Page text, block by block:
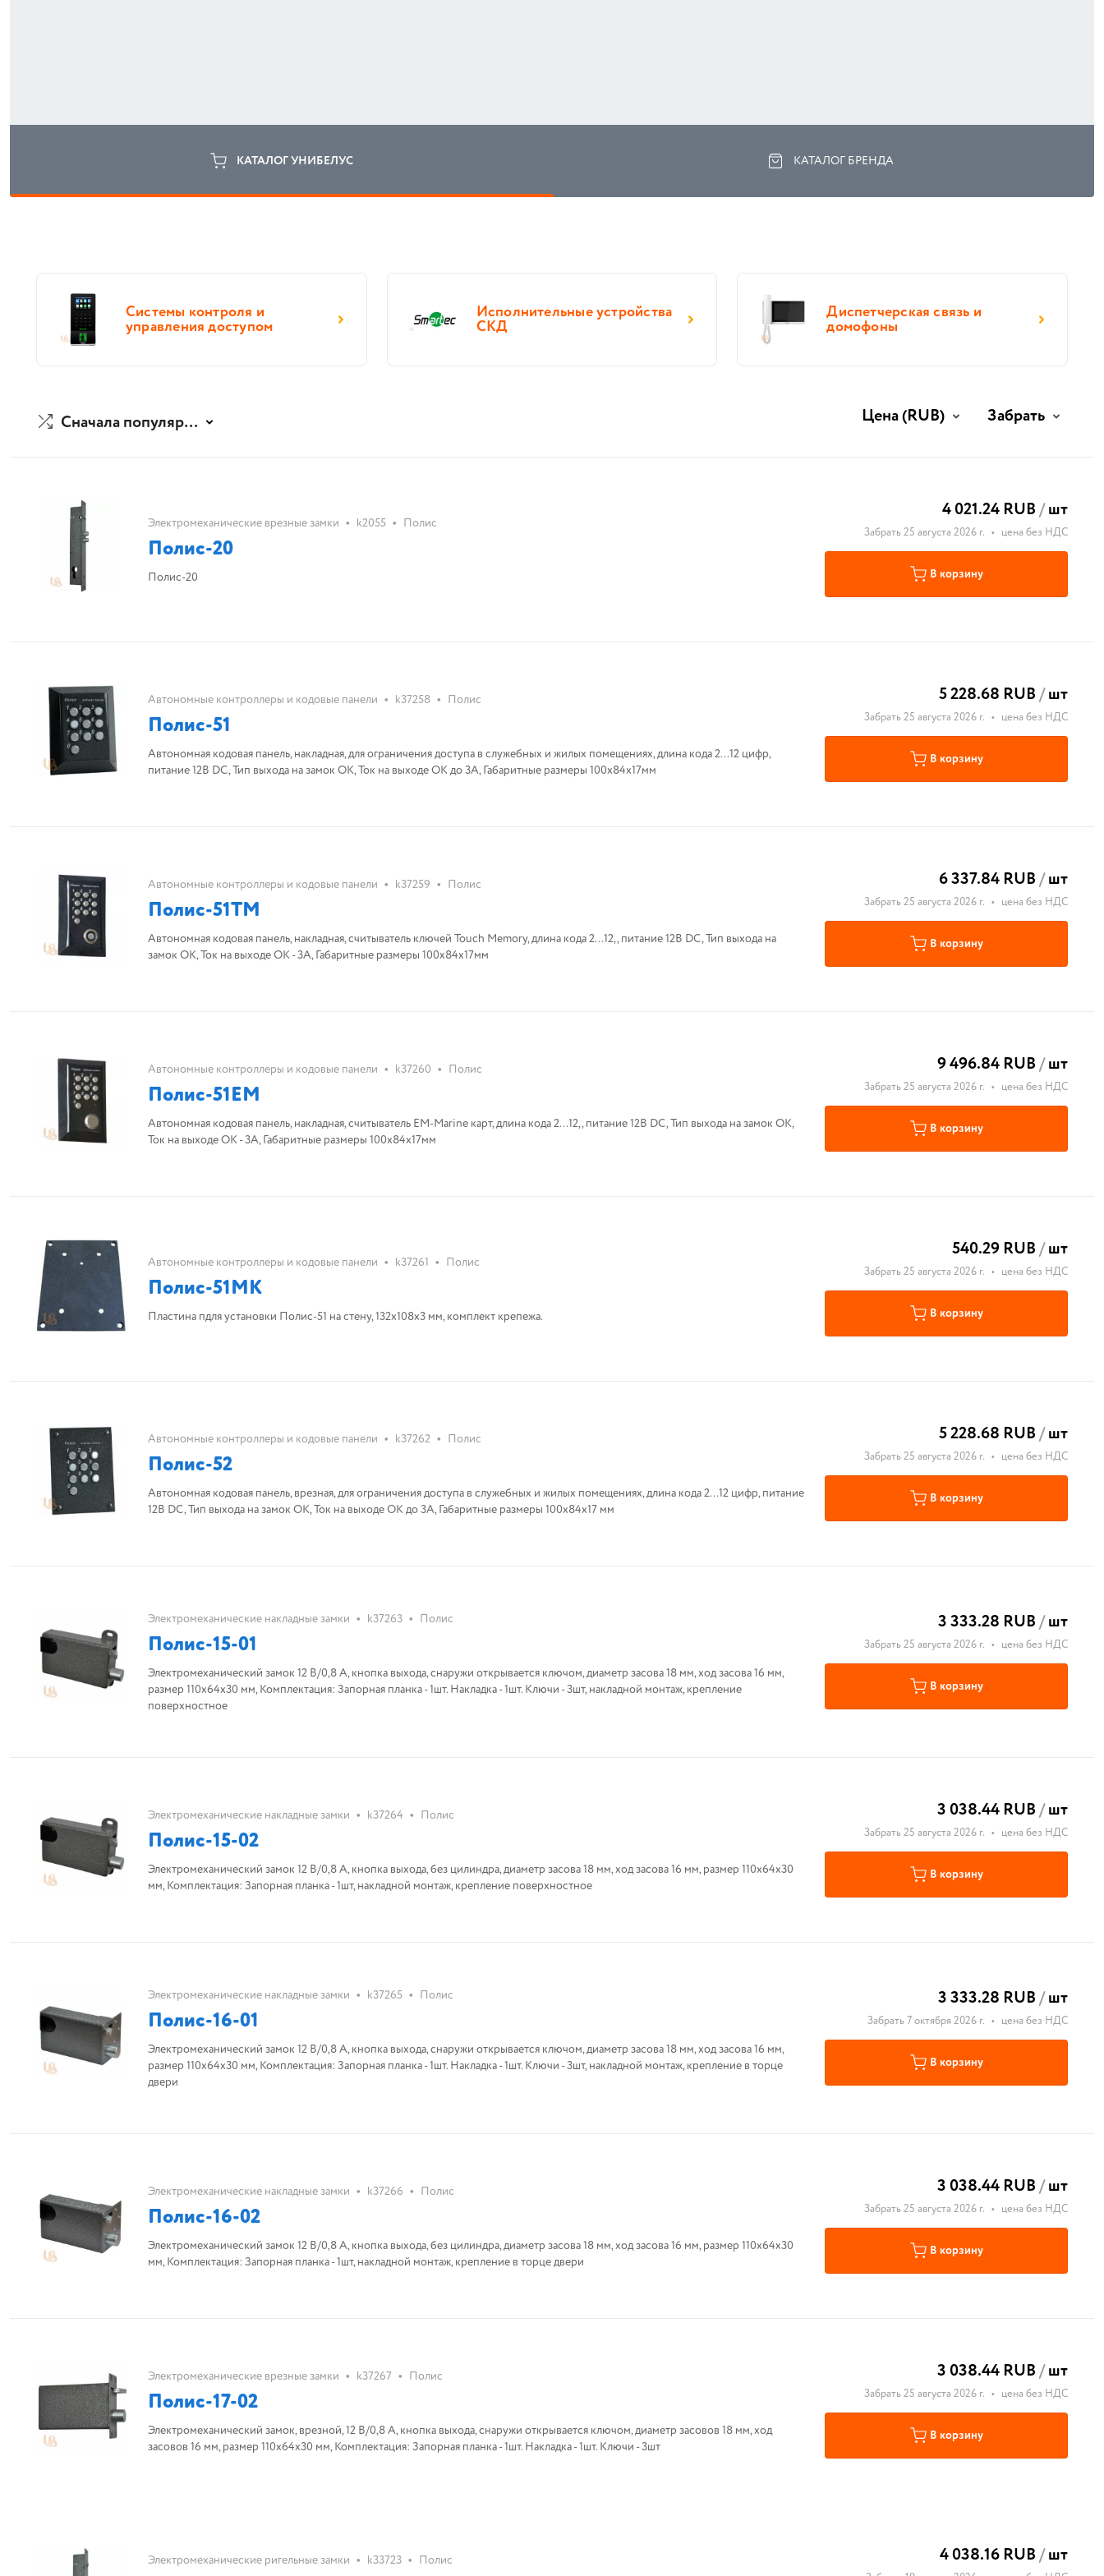
КАТАЛОГ УНИБЕЛУС КАТАЛОГ БРЕНДА
Системы контроля и
управления доступом
Исполнительные устройства
СКД
Диспетчерская связь и
домофоны
Сначала популярные Цена(RUB) Забрать
Электромеханические врезные замки • k2055 • Полис
Полис-20
Полис-20
4 021.24 RUB/шт
Забрать 25 августа 2026 г. • цена без НДС
В корзину
Автономные контроллеры и кодовые панели • k37258 • Полис
Полис-51
Автономная кодовая панель, накладная, для ограничения доступа в служебных и жилых помещениях, длина кода 2...12 цифр,
питание 12В DC, Тип выхода на замок ОК, Ток на выходе ОК до 3А, Габаритные размеры 100х84х17мм
5 228.68 RUB/шт
Забрать 25 августа 2026 г. • цена без НДС
В корзину
Автономные контроллеры и кодовые панели • k37259 • Полис
Полис-51ТМ
Автономная кодовая панель, накладная, считыватель ключей Touch Memory, длина кода 2...12, , питание 12В DC, Тип выхода на
замок ОК, Ток на выходе ОК - 3А, Габаритные размеры 100х84х17мм
6 337.84 RUB/шт
Забрать 25 августа 2026 г. • цена без НДС
В корзину
Автономные контроллеры и кодовые панели • k37260 • Полис
Полис-51ЕМ
Автономная кодовая панель, накладная, считыватель EM-Marine карт, длина кода 2...12, , питание 12В DC, Тип выхода на замок ОК,
Ток на выходе ОК - 3А, Габаритные размеры 100х84х17мм
9 496.84 RUB/шт
Забрать 25 августа 2026 г. • цена без НДС
В корзину
Автономные контроллеры и кодовые панели • k37261 • Полис
Полис-51МК
Пластина пдля установки Полис-51 на стену, 132х108х3 мм, комплект крепежа.
540.29 RUB/шт
Забрать 25 августа 2026 г. • цена без НДС
В корзину
Автономные контроллеры и кодовые панели • k37262 • Полис
Полис-52
Автономная кодовая панель, врезная, для ограничения доступа в служебных и жилых помещениях, длина кода 2...12 цифр, питание
12В DC, Тип выхода на замок ОК, Ток на выходе ОК до 3А, Габаритные размеры 100х84х17 мм
5 228.68 RUB/шт
Забрать 25 августа 2026 г. • цена без НДС
В корзину
Электромеханические накладные замки • k37263 • Полис
Полис-15-01
Электромеханический замок 12 В/0,8 А, кнопка выхода, снаружи открывается ключом, диаметр засова 18 мм, ход засова 16 мм,
размер 110х64х30 мм, Комплектация: Запорная планка - 1шт. Накладка - 1шт. Ключи - 3шт, накладной монтаж, крепление
поверхностное
3 333.28 RUB/шт
Забрать 25 августа 2026 г. • цена без НДС
В корзину
Электромеханические накладные замки • k37264 • Полис
Полис-15-02
Электромеханический замок 12 В/0,8 А, кнопка выхода, без цилиндра, диаметр засова 18 мм, ход засова 16 мм, размер 110х64х30
мм, Комплектация: Запорная планка - 1шт, накладной монтаж, крепление поверхностное
3 038.44 RUB/шт
Забрать 25 августа 2026 г. • цена без НДС
В корзину
Электромеханические накладные замки • k37265 • Полис
Полис-16-01
Электромеханический замок 12 В/0,8 А, кнопка выхода, снаружи открывается ключом, диаметр засова 18 мм, ход засова 16 мм,
размер 110х64х30 мм, Комплектация: Запорная планка - 1шт. Накладка - 1шт. Ключи - 3шт, накладной монтаж, крепление в торце
двери
3 333.28 RUB/шт
Забрать 7 октября 2026 г. • цена без НДС
В корзину
Электромеханические накладные замки • k37266 • Полис
Полис-16-02
Электромеханический замок 12 В/0,8 А, кнопка выхода, без цилиндра, диаметр засова 18 мм, ход засова 16 мм, размер 110х64х30
мм, Комплектация: Запорная планка - 1шт, накладной монтаж, крепление в торце двери
3 038.44 RUB/шт
Забрать 25 августа 2026 г. • цена без НДС
В корзину
Электромеханические врезные замки • k37267 • Полис
Полис-17-02
Электромеханический замок, врезной, 12 В/0,8 А, кнопка выхода, снаружи открывается ключом, диаметр засовов 18 мм, ход
засовов 16 мм, размер 110х64х30 мм, Комплектация: Запорная планка - 1шт. Накладка - 1шт. Ключи - 3шт
3 038.44 RUB/шт
Забрать 25 августа 2026 г. • цена без НДС
В корзину
Электромеханические ригельные замки • k33723 • Полис 4 038.16 RUB/шт